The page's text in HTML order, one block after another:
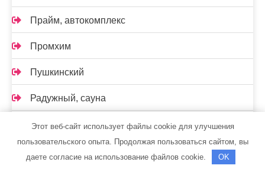
Прайм, автокомплекс
Промхим
Пушкинский
Радужный, сауна
Развал-схождение
Этот веб-сайт использует файлы cookie для улучшения
пользовательского опыта. Продолжая пользоваться сайтом, вы
даете согласие на использование файлов cookie.
OK